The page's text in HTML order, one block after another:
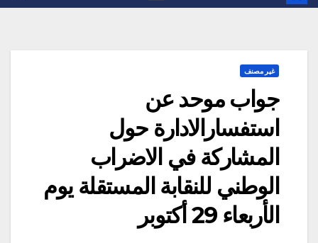
غير مصنف
جواب موحد عن
استفسارالادارة حول
المشاركة في الاضراب
الوطني للنقابة المستقلة يوم
الأربعاء 29 أكتوبر